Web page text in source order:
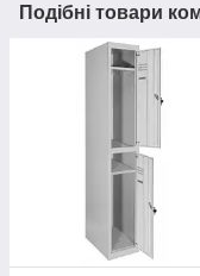
Подібні товари